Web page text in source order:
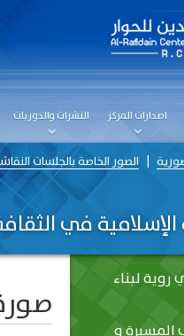
اصدارات المركز النشرات والدوريات
الصور الخاصة بالجلسات
في
روية لبناء
المسيرة و